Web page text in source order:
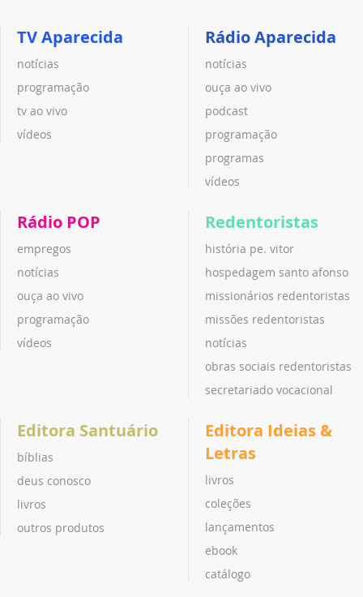
TV Aparecida
notícias
programação
tv ao vivo
vídeos
Rádio Aparecida
notícias
ouça ao vivo
podcast
programação
programas
vídeos
Rádio POP
empregos
notícias
ouça ao vivo
programação
vídeos
Redentoristas
história pe. vitor
hospedagem santo afonso
missionários redentoristas
missões redentoristas
notícias
obras sociais redentoristas
secretariado vocacional
Editora Santuário
bíblias
deus conosco
livros
outros produtos
Editora Ideias &
Letras
livros
coleções
lançamentos
ebook
catálogo